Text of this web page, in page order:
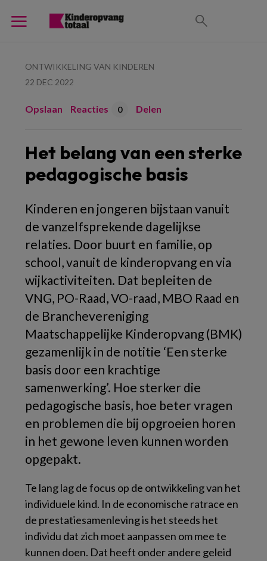
ONTWIKKELING VAN KINDEREN
22 DEC 2022
Opslaan Reacties 0 Delen
Het belang van een sterke
pedagogische basis
Kinderen en jongeren bijstaan vanuit
de vanzelfsprekende dagelijkse
relaties. Door buurt en familie, op
school, vanuit de kinderopvang en via
wijkactiviteiten. Dat bepleiten de
VNG, PO-Raad, VO-raad, MBO Raad en
de Branchevereniging
Maatschappelijke Kinderopvang (BMK)
gezamenlijk in de notitie ‘Een sterke
basis door een krachtige
samenwerking’. Hoe sterker die
pedagogische basis, hoe beter vragen
en problemen die bij opgroeien horen
in het gewone leven kunnen worden
opgepakt.
Te lang lag de focus op de ontwikkeling van het
individuele kind. In de economische ratrace en
de prestatiesamenleving is het steeds het
individu dat zich moet aanpassen om mee te
kunnen doen. Dat heeft onder andere geleid